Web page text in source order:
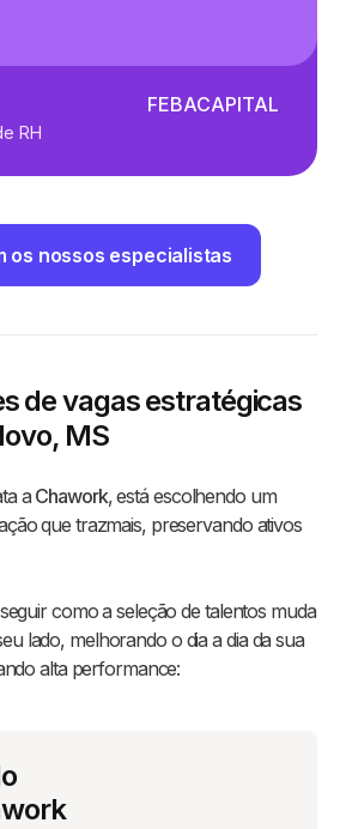
RH
FEBACAPITAL
os nossos especialistas
de vagas estratégicas
MS
a Chawork, está escolhendo um
que trazmais, preservando ativos
como a seleção de talentos muda
lado, melhorando o dia a dia da sua
alta performance: